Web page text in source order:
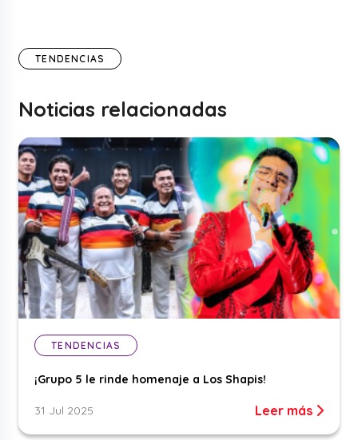
TENDENCIAS
Noticias relacionadas
TENDENCIAS
¡Grupo 5 le rinde homenaje a Los Shapis!
31 Jul 2025 Leer más